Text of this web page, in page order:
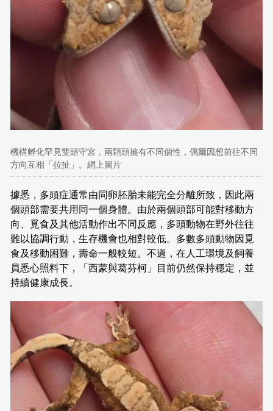
機構孵化罕見雙頭守宮，兩顆頭擁有不同個性，偶爾因想前往不同
方向互相「拉扯」。網上圖片
據悉，多頭症通常由同卵胚胎未能完全分離所致，因此兩
個頭部需要共用同一個身體。由於兩個頭部可能對移動方
向、覓食及其他活動作出不同反應，多頭動物在野外往往
難以協調行動，生存機會也相對較低。多數多頭動物因覓
食及移動困難，壽命一般較短。不過，在人工環境及飼養
員悉心照料下，「西蒙與葛芬柯」目前仍然保持穩定，並
持續健康成長。